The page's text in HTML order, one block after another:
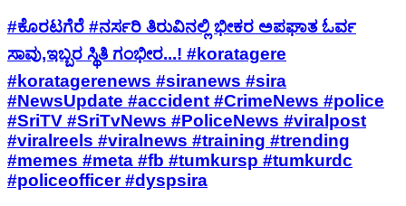
#ಕೊರಟಗೆರೆ #ನರ್ಸರಿ ತಿರುವಿನಲ್ಲಿ ಭೀಕರ ಅಪಘಾತ ಓರ್ವ
ಸಾವು,ಇಬ್ಬರ ಸ್ಥಿತಿ ಗಂಭೀರ...! #koratagere
#koratagerenews #siranews #sira
#NewsUpdate #accident #CrimeNews #police
#SriTV #SriTvNews #PoliceNews #viralpost
#viralreels #viralnews #training #trending
#memes #meta #fb #tumkursp #tumkurdc
#policeofficer #dyspsira